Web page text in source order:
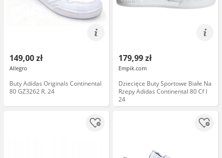
149,00 zł
Allegro
Buty Adidas Originals Continental
80 GZ3262 R. 24
179,99 zł
Empik.com
Dziecięce Buty Sportowe Białe Na
Rzepy Adidas Continental 80 Cf I
24